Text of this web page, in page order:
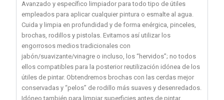
Avanzado y específico limpiador para todo tipo de útiles
empleados para aplicar cualquier pintura o esmalte al agua.
Cuida y limpia en profundidad y de forma enérgica, pinceles,
brochas, rodillos y pistolas. Evitamos así utilizar los
engorrosos medios tradicionales con
jabón/suavizante/vinagre o incluso, los “hervidos”; no todos
ellos compatibles para la posterior reutilización idónea de los
útiles de pintar. Obtendremos brochas con las cerdas mejor
conservadas y “pelos” de rodillo más suaves y desenredados.
Idóneo también para limpiar superficies antes de pintar.